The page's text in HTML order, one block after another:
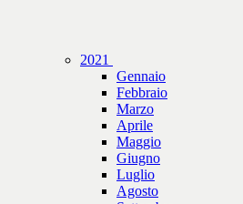
2021
Gennaio
Febbraio
Marzo
Aprile
Maggio
Giugno
Luglio
Agosto